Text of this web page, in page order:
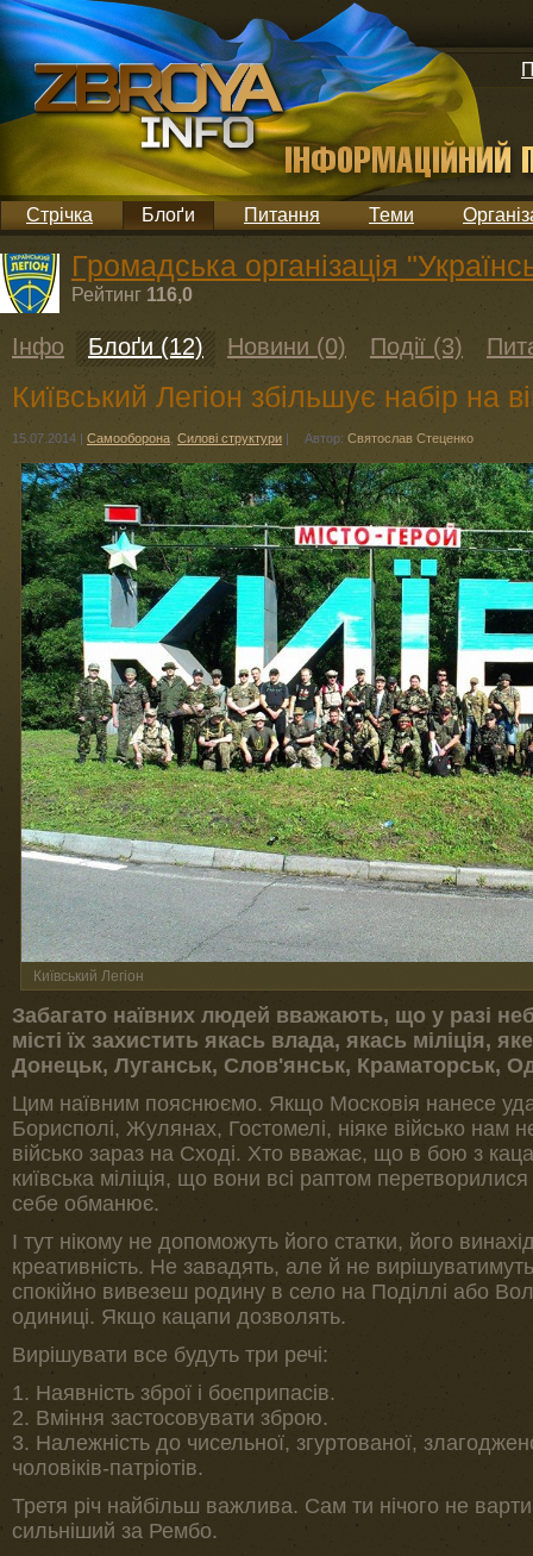
Стрічка Блоґи Питання Теми
Громадська організація
Рейтинг 116,0
Інфо Блоґи (12) Новини (0) Події (3)
Київський Легіон збільшує набір на
15.07.2014 | Самооборона Силові структури | Автор: Святослав Стеценко
Київський Легіон
Забагато наївних людей вважають, що у разі
місті їх захистить якась влада, якась міліція,
Донецьк, Луганськ, Слов'янськ, Краматорськ,
Цим наївним пояснюємо. Якщо Московія нанесе
Борисполі, Жулянах, Гостомелі, ніяке військо нам
військо зараз на Сході. Хто вважає, що в бою з
київська міліція, що вони всі раптом
себе обманює.
І тут нікому не допоможуть його статки, його
креативність. Не завадять, але й не
спокійно вивезеш родину в село на Поділлі або
одиниці. Якщо кацапи дозволять.
Вирішувати все будуть три речі:
1. Наявність зброї і боєприпасів.
2. Вміння застосовувати зброю.
3. Належність до чисельної, згуртованої,
чоловіків-патріотів.
Третя річ найбільш важлива. Сам ти нічого не
сильніший за Рембо.